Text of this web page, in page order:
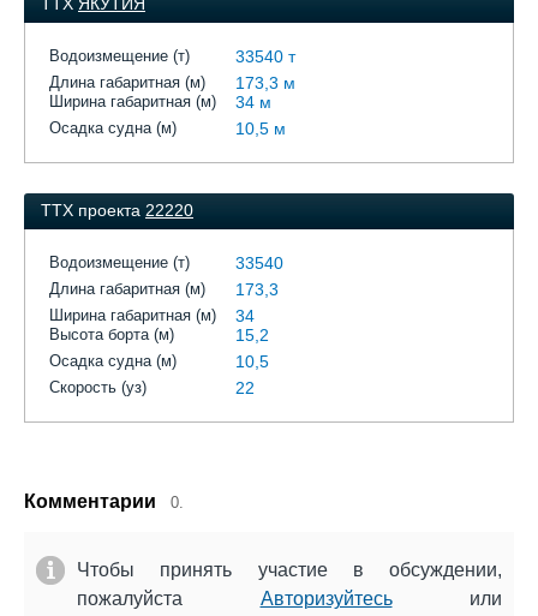
Водоизмещение (т) 33540 т
Длина габаритная (м) 173,3 м
Ширина габаритная (м) 34 м
Осадка судна (м) 10,5 м
ТТХ проекта 22220
Водоизмещение (т) 33540
Длина габаритная (м) 173,3
Ширина габаритная (м) 34
Высота борта (м) 15,2
Осадка судна (м) 10,5
Скорость (уз) 22
Комментарии 0.
Чтобы принять участие в обсуждении,
пожалуйста Авторизуйтесьили